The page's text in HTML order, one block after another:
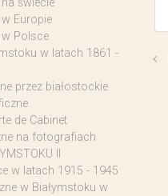
świecie
Europie
Polsce
w latach 1861 -
przez białostockie
de Cabinet
na fotografiach
II
w latach 1915 - 1945
w Białymstoku w